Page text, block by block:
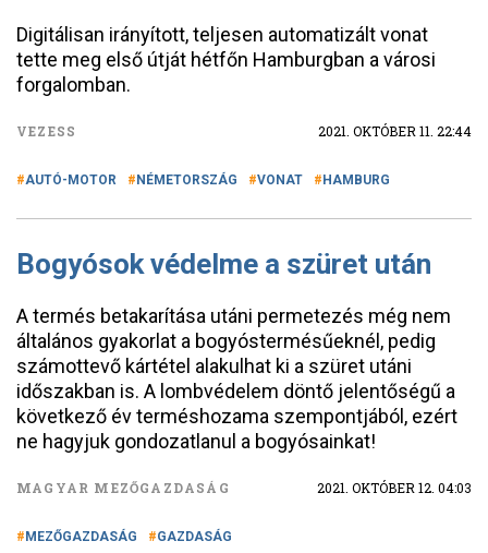
Digitálisan irányított, teljesen automatizált vonat
tette meg első útját hétfőn Hamburgban a városi
forgalomban.
VEZESS 2021. OKTÓBER 11. 22:44
AUTÓ-MOTOR NÉMETORSZÁG VONAT HAMBURG
Bogyósok védelme a szüret után
A termés betakarítása utáni permetezés még nem
általános gyakorlat a bogyóstermésűeknél, pedig
számottevő kártétel alakulhat ki a szüret utáni
időszakban is. A lombvédelem döntő jelentőségű a
következő év terméshozama szempontjából, ezért
ne hagyjuk gondozatlanul a bogyósainkat!
MAGYAR MEZŐGAZDASÁG 2021. OKTÓBER 12. 04:03
MEZŐGAZDASÁG GAZDASÁG